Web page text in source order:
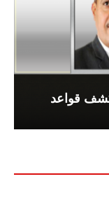
قواعد